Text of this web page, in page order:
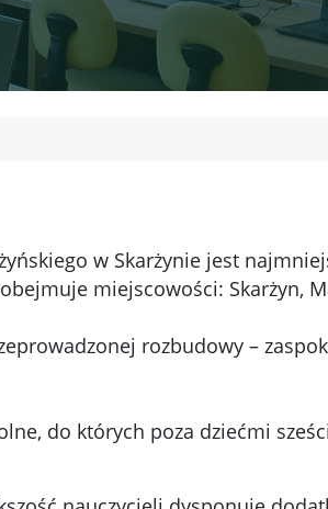
w Skarżynie jest
miejscowości: Skarżyn,
rozbudowy –
do których poza dziećmi